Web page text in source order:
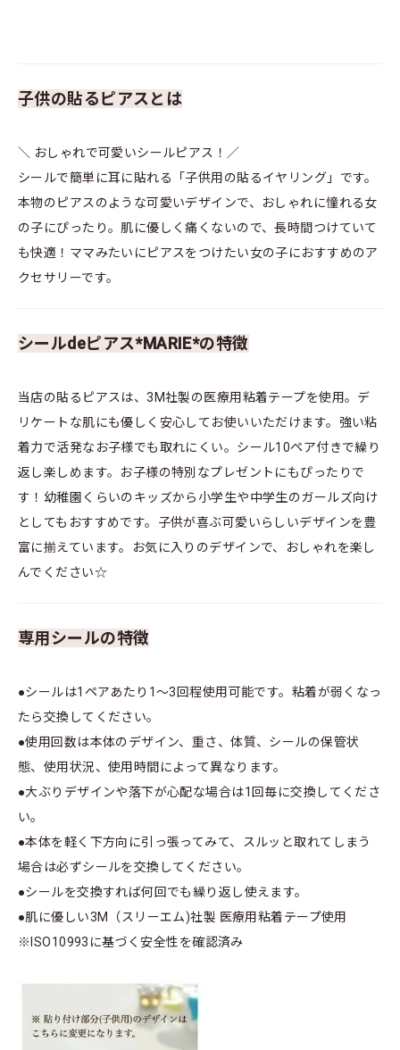
子供の貼るピアスとは
＼ おしゃれで可愛いシールピアス！／
シールで簡単に耳に貼れる「子供用の貼るイヤリング」です。
本物のピアスのような可愛いデザインで、おしゃれに憧れる女
の子にぴったり。肌に優しく痛くないので、長時間つけていて
も快適！ママみたいにピアスをつけたい女の子におすすめのア
クセサリーです。
シールdeピアス*MARIE*の特徴
当店の貼るピアスは、3M社製の医療用粘着テープを使用。デ
リケートな肌にも優しく安心してお使いいただけます。強い粘
着力で活発なお子様でも取れにくい。シール10ペア付きで繰り
返し楽しめます。お子様の特別なプレゼントにもぴったりで
す！幼稚園くらいのキッズから小学生や中学生のガールズ向け
としてもおすすめです。子供が喜ぶ可愛いらしいデザインを豊
富に揃えています。お気に入りのデザインで、おしゃれを楽し
んでください☆
専用シールの特徴
●シールは1ペアあたり1～3回程使用可能です。粘着が弱くなっ
たら交換してください。
●使用回数は本体のデザイン、重さ、体質、シールの保管状
態、使用状況、使用時間によって異なります。
●大ぶりデザインや落下が心配な場合は1回毎に交換してくださ
い。
●本体を軽く下方向に引っ張ってみて、スルッと取れてしまう
場合は必ずシールを交換してください。
●シールを交換すれば何回でも繰り返し使えます。
●肌に優しい3M（スリーエム)社製 医療用粘着テープ使用
※ISO10993に基づく安全性を確認済み